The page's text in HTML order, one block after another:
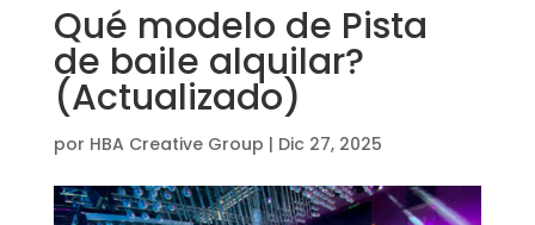
Qué modelo de Pista
de baile alquilar?
(Actualizado)
por HBA Creative Group | Dic 27, 2025